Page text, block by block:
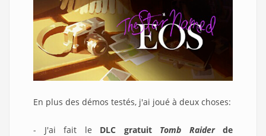
En plus des démos testés, j'ai joué à deux choses:
- J'ai fait le DLC gratuit Tomb Raiderde